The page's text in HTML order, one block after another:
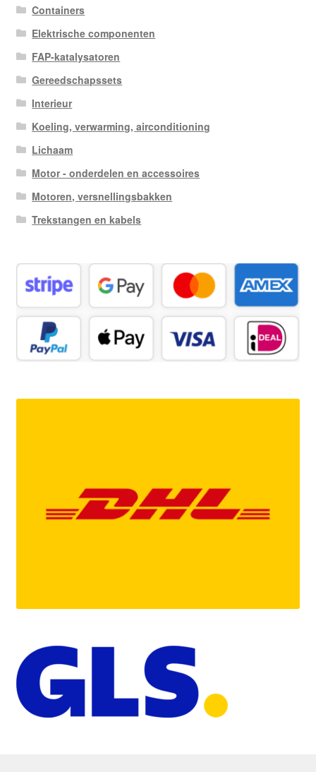
Containers
Elektrische componenten
FAP-katalysatoren
Gereedschapssets
Interieur
Koeling, verwarming, airconditioning
Lichaam
Motor - onderdelen en accessoires
Motoren, versnellingsbakken
Trekstangen en kabels